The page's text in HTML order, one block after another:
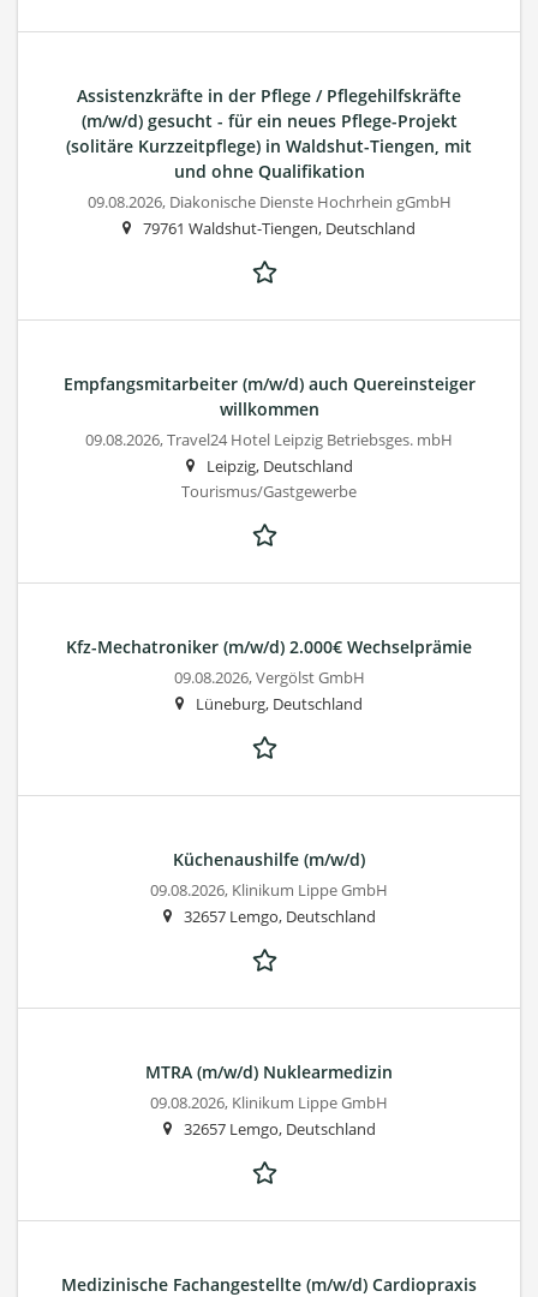
Assistenzkräfte in der Pflege / Pflegehilfskräfte
(m/w/d) gesucht - für ein neues Pflege-Projekt
(solitäre Kurzzeitpflege) in Waldshut-Tiengen, mit
und ohne Qualifikation
09.08.2026, Diakonische Dienste Hochrhein gGmbH
79761 Waldshut-Tiengen, Deutschland
Empfangsmitarbeiter (m/w/d) auch Quereinsteiger
willkommen
09.08.2026,Travel24 Hotel Leipzig Betriebsges. mbH
Leipzig, Deutschland
Tourismus/Gastgewerbe
Kfz-Mechatroniker (m/w/d) 2.000€ Wechselprämie
09.08.2026,Vergölst GmbH
Lüneburg, Deutschland
Küchenaushilfe (m/w/d)
09.08.2026, Klinikum Lippe GmbH
32657 Lemgo, Deutschland
MTRA (m/w/d) Nuklearmedizin
09.08.2026, Klinikum Lippe GmbH
32657 Lemgo, Deutschland
Medizinische Fachangestellte (m/w/d) Cardiopraxis